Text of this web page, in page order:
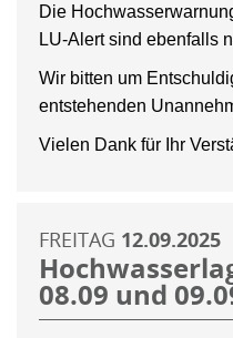
Die
LU-Alert sind ebenfalls
Wir bitten um
entstehenden
Vielen Dank für Ihr
FREITAG 12.09.2025
08.09 und